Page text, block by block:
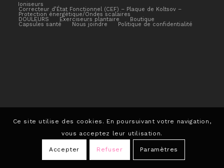
Ioniseurs
Correcteur d’État Fonctionnel (CEF) – Plaque de Koltsov –
Protection énergétique/Ondes scalaires
DOULEURS Exerciseurs plantaire Boutique
Capsules santé Nous joindre Politique de confidentialité
Ce site utilise des cookies. En poursuivant votre navigation,
vous acceptez leur utilisation.
Accepter Refuser Paramètres